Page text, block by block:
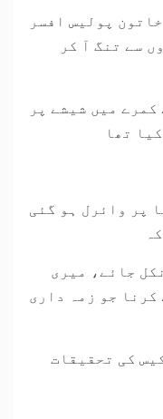
پولیس افسر
سے تنگ آ کر
میں شیشے پر
تھا
پر وائرل ہو گئی
جائے، میری
کرنا جو زمہ داری
کی تحقیقات